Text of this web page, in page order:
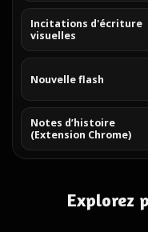
Incitations d'écriture
visuelles
Nouvelle flash
Notes d’histoire
(Extension Chrome)
Explorez